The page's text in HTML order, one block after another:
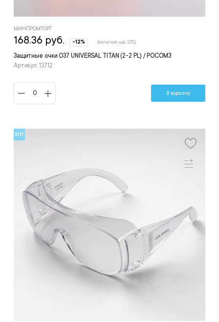
Защитные очки О37 UNIVERSAL TITAN (2-2 PL) / РОСОМЗ
Артикул: 13712
МИНПРОМТОРГ
168.36 руб. -12% (включая ндс 22%)
В корзину
ХИТ